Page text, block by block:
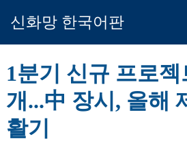
신화망 한국어판
1분기 신규 프로젝
개...中 장시, 올해
활기